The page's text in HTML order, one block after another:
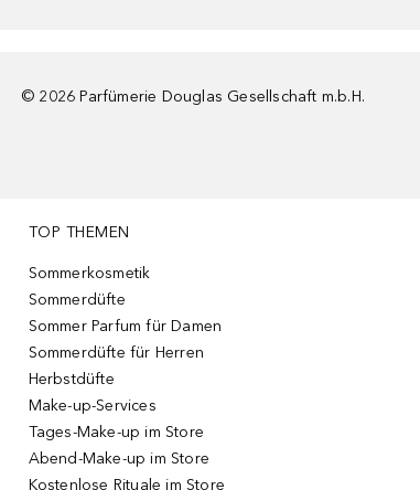
© 2026 Parfümerie Douglas Gesellschaft m.b.H.
TOP THEMEN
Sommerkosmetik
Sommerdüfte
Sommer Parfum für Damen
Sommerdüfte für Herren
Herbstdüfte
Make-up-Services
Tages-Make-up im Store
Abend-Make-up im Store
Kostenlose Rituale im Store